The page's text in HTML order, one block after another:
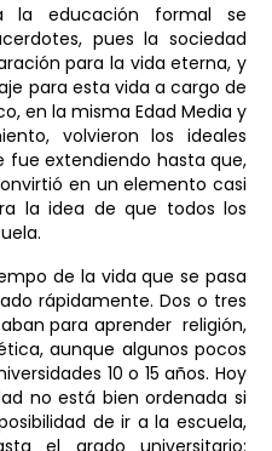
la educación formal se
pues la sociedad
para la vida eterna, y
para esta vida a cargo de
en la misma Edad Media y
volvieron los ideales
fue extendiendo hasta que,
en un elemento casi
la idea de que todos los
de la vida que se pasa
rápidamente. Dos o tres
para aprender religión,
aunque algunos pocos
10 o 15 años. Hoy
no está bien ordenada si
de ir a la escuela,
el grado universitario: